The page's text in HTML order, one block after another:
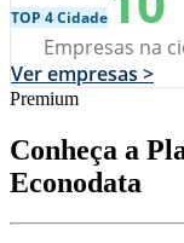
TOP 4 Cidade
Empresas na
Ver empresas >
Premium
Conheça a
Econodata